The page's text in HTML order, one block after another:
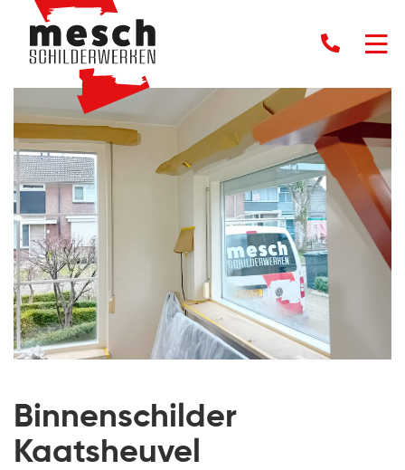
Binnenschilder
Kaatsheuvel